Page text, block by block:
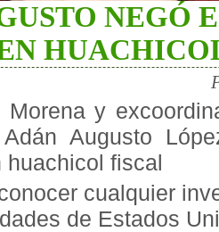
NEGÓ
Morena y
Augusto
huachicol fiscal
cualquier
de Estados